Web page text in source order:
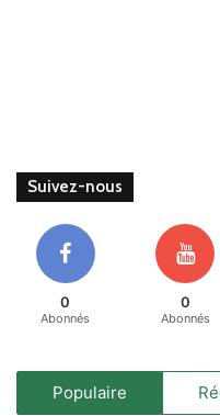
Suivez-nous
0
Abonnés
0
Abonnés
Populaire